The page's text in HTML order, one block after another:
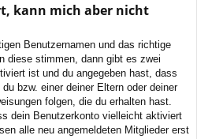
kann mich aber nicht
Benutzernamen und das richtige
diese stimmen, dann gibt es zwei
ist und du angegeben hast, dass
bzw. einer deiner Eltern oder deiner
folgen, die du erhalten hast.
dein Benutzerkonto vielleicht aktiviert
alle neu angemeldeten Mitglieder erst